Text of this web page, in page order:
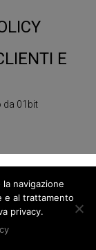
E
da 01bit
navigazione
e al trattamento
privacy.